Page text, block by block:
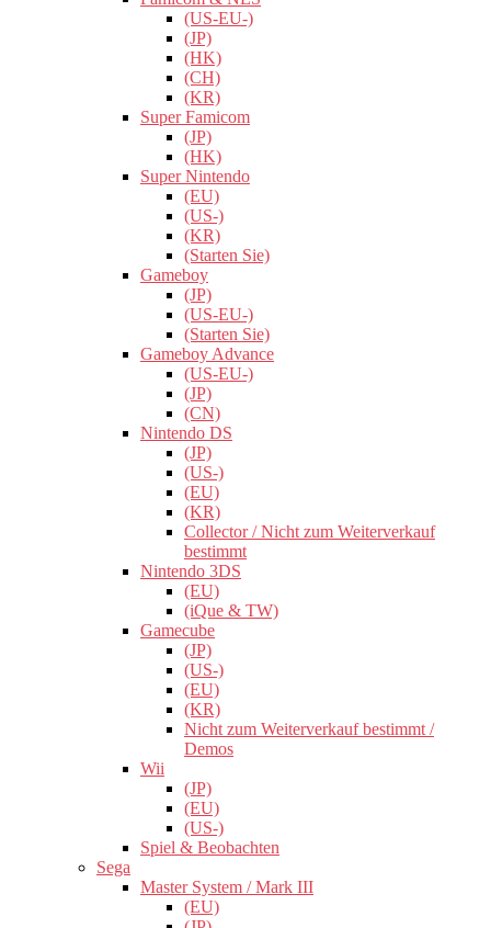
(US-EU-)
(JP)
(HK)
(CH)
(KR)
Super Famicom
(JP)
(HK)
Super Nintendo
(EU)
(US-)
(KR)
(Starten Sie)
Gameboy
(JP)
(US-EU-)
(Starten Sie)
Gameboy Advance
(US-EU-)
(JP)
(CN)
Nintendo DS
(JP)
(US-)
(EU)
(KR)
Collector / Nicht zum Weiterverkauf
bestimmt
Nintendo 3DS
(EU)
(iQue & TW)
Gamecube
(JP)
(US-)
(EU)
(KR)
Nicht zum Weiterverkauf bestimmt /
Demos
Wii
(JP)
(EU)
(US-)
Spiel & Beobachten
Sega
Master System / Mark III
(EU)